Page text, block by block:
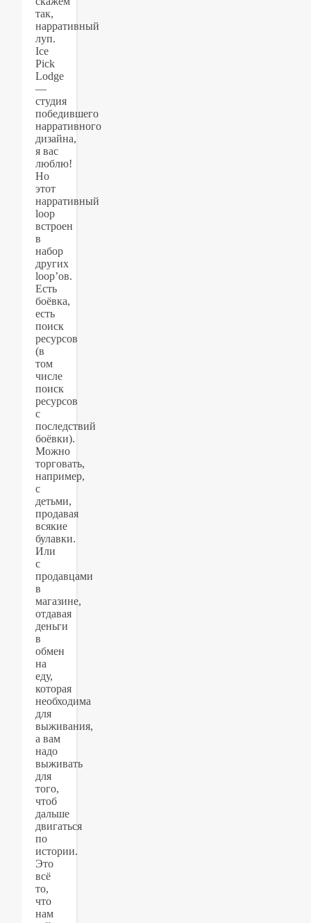
так,
нарративный
луп.
Ice
Pick
Lodge
—
студия
победившего
нарративного
дизайна,
я вас
люблю!
Но
этот
нарративный
loop
встроен
в
набор
других
loop’ов.
Есть
боёвка,
есть
поиск
ресурсов
(в
том
числе
поиск
ресурсов
с
последствий
боёвки).
Можно
торговать,
например,
с
детьми,
продавая
всякие
булавки.
Или
с
продавцами
в
магазине,
отдавая
деньги
в
обмен
на
еду,
которая
необходима
для
выживания,
а вам
надо
выживать
для
того,
чтоб
дальше
двигаться
по
истории.
Это
всё
то,
что
нам